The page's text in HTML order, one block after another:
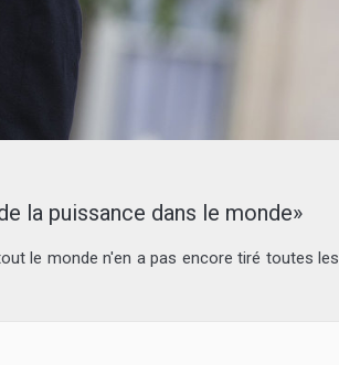
la puissance dans le monde»
le monde n'en a pas encore tiré toutes les